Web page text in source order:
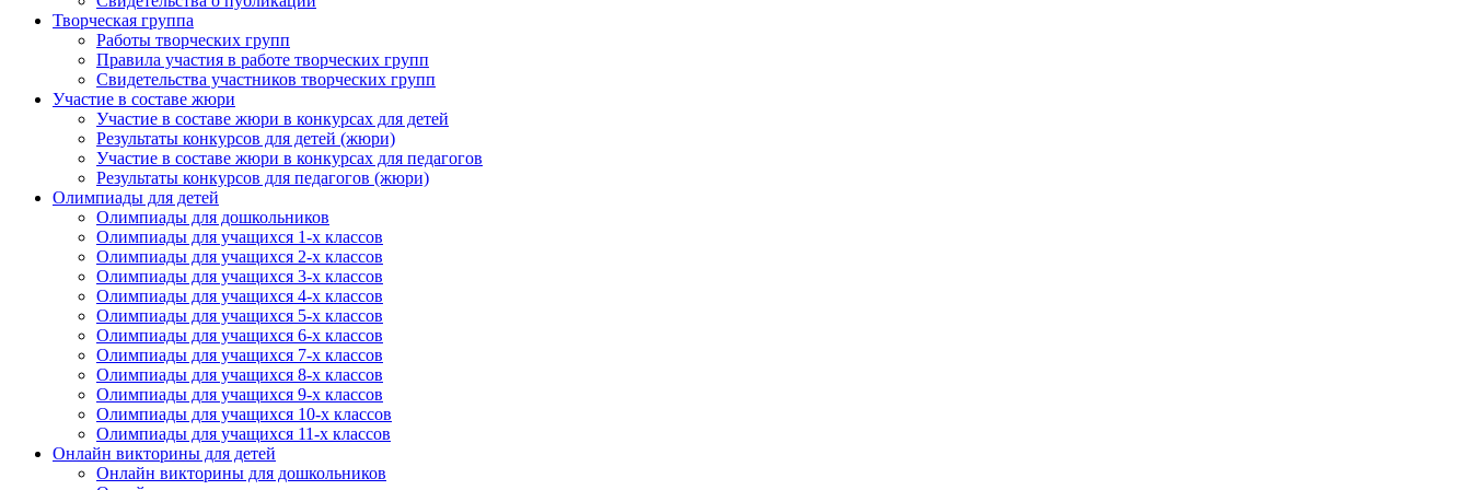
Творческая группа
Работы творческих групп
Правила участия в работе творческих групп
Свидетельства участников творческих групп
Участие в составе жюри
Участие в составе жюри в конкурсах для детей
Результаты конкурсов для детей (жюри)
Участие в составе жюри в конкурсах для педагогов
Результаты конкурсов для педагогов (жюри)
Олимпиады для детей
Олимпиады для дошкольников
Олимпиады для учащихся 1-х классов
Олимпиады для учащихся 2-х классов
Олимпиады для учащихся 3-х классов
Олимпиады для учащихся 4-х классов
Олимпиады для учащихся 5-х классов
Олимпиады для учащихся 6-х классов
Олимпиады для учащихся 7-х классов
Олимпиады для учащихся 8-х классов
Олимпиады для учащихся 9-х классов
Олимпиады для учащихся 10-х классов
Олимпиады для учащихся 11-х классов
Онлайн викторины для детей
Онлайн викторины для дошкольников